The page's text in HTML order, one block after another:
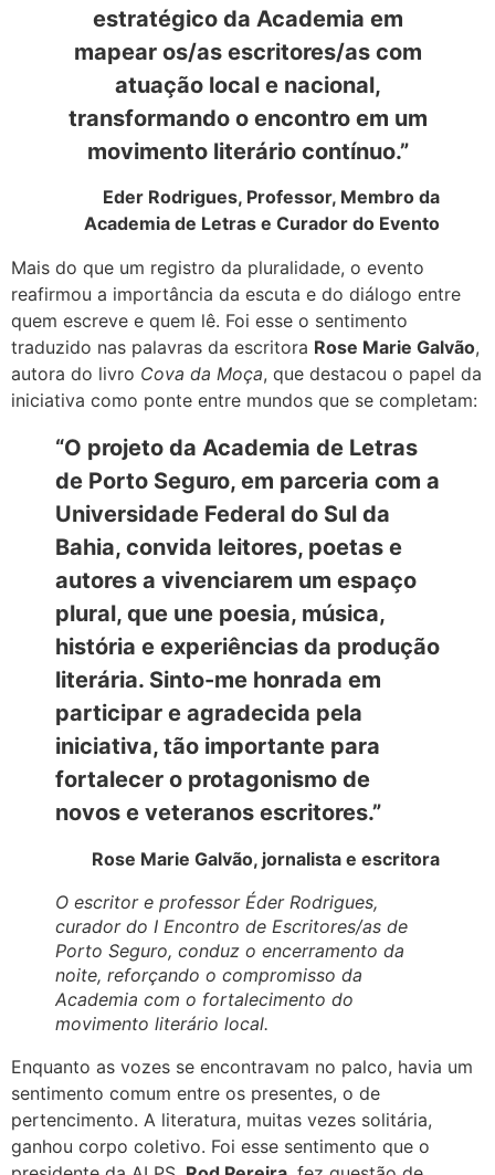
estratégico da Academia em
mapear os/as escritores/as com
atuação local e nacional,
transformando o encontro em um
movimento literário contínuo.”
Eder Rodrigues, Professor, Membro da
Academia de Letras e Curador do Evento
Mais do que um registro da pluralidade, o evento
reafirmou a importância da escuta e do diálogo entre
quem escreve e quem lê. Foi esse o sentimento
traduzido nas palavras da escritora Rose Marie Galvão,
autora do livro Cova da Moça, que destacou o papel da
iniciativa como ponte entre mundos que se completam:
“O projeto da Academia de Letras
de Porto Seguro, em parceria com a
Universidade Federal do Sul da
Bahia, convida leitores, poetas e
autores a vivenciarem um espaço
plural, que une poesia, música,
história e experiências da produção
literária. Sinto-me honrada em
participar e agradecida pela
iniciativa, tão importante para
fortalecer o protagonismo de
novos e veteranos escritores.”
Rose Marie Galvão, jornalista e escritora
O escritor e professor Éder Rodrigues,
curador do I Encontro de Escritores/as de
Porto Seguro, conduz o encerramento da
noite, reforçando o compromisso da
Academia com o fortalecimento do
movimento literário local.
Enquanto as vozes se encontravam no palco, havia um
sentimento comum entre os presentes, o de
pertencimento. A literatura, muitas vezes solitária,
ganhou corpo coletivo. Foi esse sentimento que o